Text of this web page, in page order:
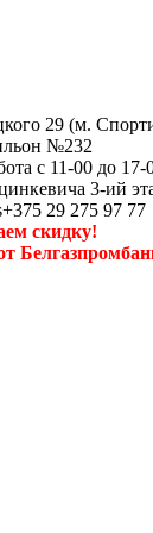
29 (м.
№232
с 11-00 до
3-ий
+375 29 275 97 77
скидку!